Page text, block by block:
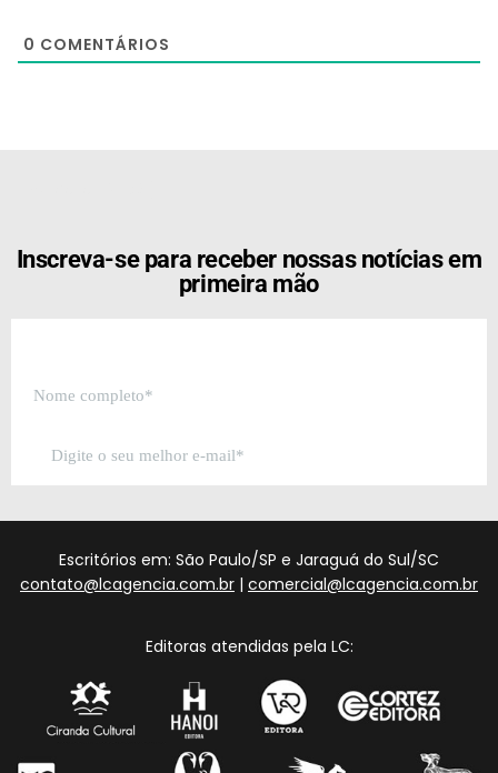
0 COMENTÁRIOS
Inscreva-se para receber nossas notícias em
primeira mão
Escritórios em: São Paulo/SP e Jaraguá do Sul/SC
contato@lcagencia.com.br | comercial@lcagencia.com.br
Editoras atendidas pela LC: